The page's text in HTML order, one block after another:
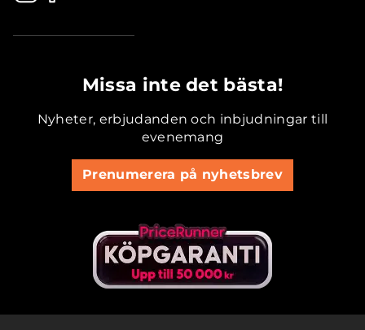
Missa inte det bästa!
Nyheter, erbjudanden och inbjudningar till
evenemang
Prenumerera på nyhetsbrev